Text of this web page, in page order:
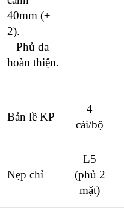
40mm (±
2).
– Phủ da
hoàn thiện.
Bản lề KP
4
cái/bộ
Nẹp chỉ
L5
(phủ 2
mặt)